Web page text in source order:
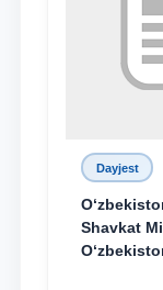
Dayjest
Shavkat